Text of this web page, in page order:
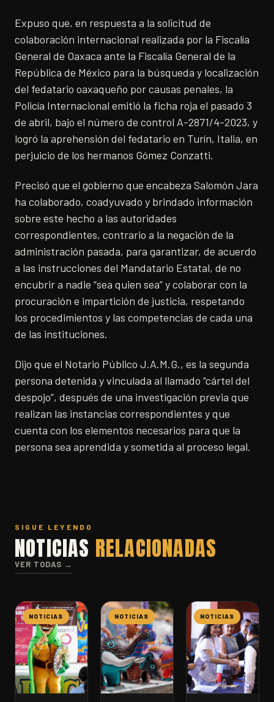
Expuso que, en respuesta a la solicitud de
colaboración internacional realizada por la Fiscalía
General de Oaxaca ante la Fiscalía General de la
República de México para la búsqueda y localización
del fedatario oaxaqueño por causas penales, la
Policía Internacional emitió la ficha roja el pasado 3
de abril, bajo el número de control A-2871/4-2023, y
logró la aprehensión del fedatario en Turín, Italia, en
perjuicio de los hermanos Gómez Conzatti.
Precisó que el gobierno que encabeza Salomón Jara
ha colaborado, coadyuvado y brindado información
sobre este hecho a las autoridades
correspondientes, contrario a la negación de la
administración pasada, para garantizar, de acuerdo
a las instrucciones del Mandatario Estatal, de no
encubrir a nadie “sea quien sea” y colaborar con la
procuración e impartición de justicia, respetando
los procedimientos y las competencias de cada una
de las instituciones.
Dijo que el Notario Público J.A.M.G., es la segunda
persona detenida y vinculada al llamado “cártel del
despojo”, después de una investigación previa que
realizan las instancias correspondientes y que
cuenta con los elementos necesarios para que la
persona sea aprendida y sometida al proceso legal.
SIGUE LEYENDO
NOTICIAS RELACIONADAS
VER TODAS →
NOTICIAS NOTICIAS NOTICIAS